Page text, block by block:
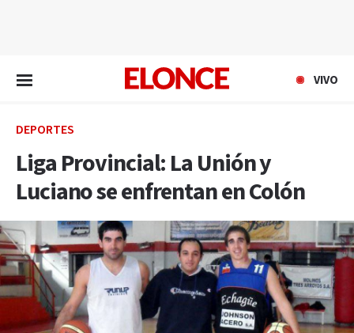
VIVO
DEPORTES
Liga Provincial: La Unión y
Luciano se enfrentan en Colón